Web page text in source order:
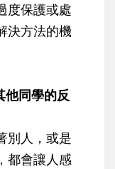
度保護或處
決方法的機
他同學的反
別人，或是
都會讓人感